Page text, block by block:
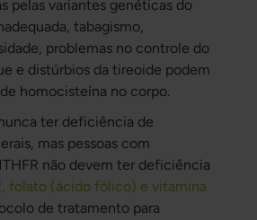
pelas variantes genéticas do
tabagismo,
problemas no controle do
e distúrbios da tireoide podem
homocisteína no corpo.
ter deficiência de
mas pessoas com
não devem ter deficiência
folato (ácido fólico) e vitamina
de tratamento para